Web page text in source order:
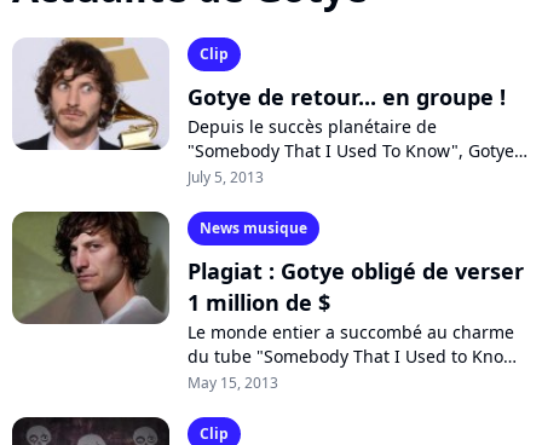
Clip
Gotye de retour... en groupe !
Depuis le succès planétaire de
"Somebody That I Used To Know", Gotye
s'était fait relativement discret sans pour
July 5, 2013
News musique
Plagiat : Gotye obligé de verser
1 million de $
Le monde entier a succombé au charme
du tube "Somebody That I Used to Know"
de Gotye, mais la chanson samplait
May 15, 2013
Clip